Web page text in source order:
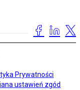
Prywatności
ustawień zgód